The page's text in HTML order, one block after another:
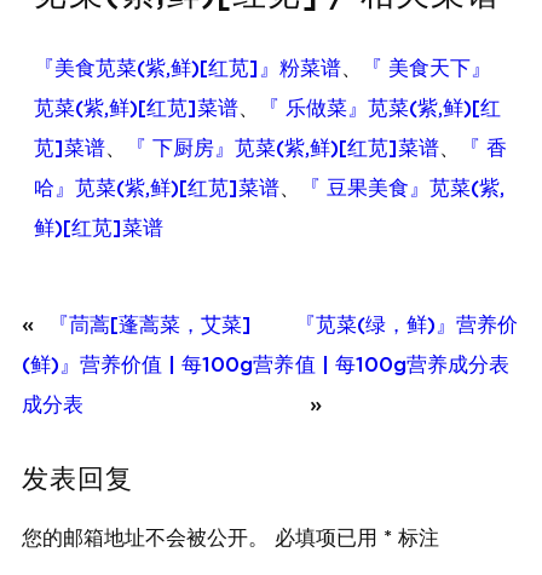
『美食苋菜(紫,鲜)[红苋]』粉菜谱、
『 美食天下』
苋菜(紫,鲜)[红苋]菜谱、
『 乐做菜』苋菜(紫,鲜)[红
苋]菜谱、 『 下厨房』苋菜(紫,鲜)[红苋]菜谱、
『 香
哈』苋菜(紫,鲜)[红苋]菜谱、
『 豆果美食』苋菜(紫,
鲜)[红苋]菜谱
«
『茼蒿[蓬蒿菜，艾菜]
(鲜)』营养价值 | 每100g营养
成分表
『苋菜(绿，鲜)』营养价
值 | 每100g营养成分表
»
发表回复
您的邮箱地址不会被公开。 必填项已用 * 标注